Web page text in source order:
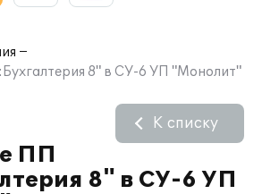
8" в СУ-6 УП "Монолит"
ПП
8" в СУ-6 УП
К списку